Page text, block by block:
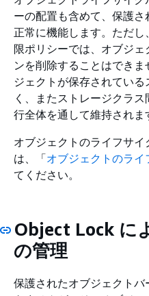
ーの配置も含めて、保護
正常に機能します。ただ
限ポリシーでは、オブジ
ンを削除することはでき
ジェクトが保存されてい
く、またストレージクラ
行全体を通して維持されま
オブジェクトのライフサ
は、「オブジェクトのラ
てください。
Object Lock に
の管理
保護されたオブジェクト